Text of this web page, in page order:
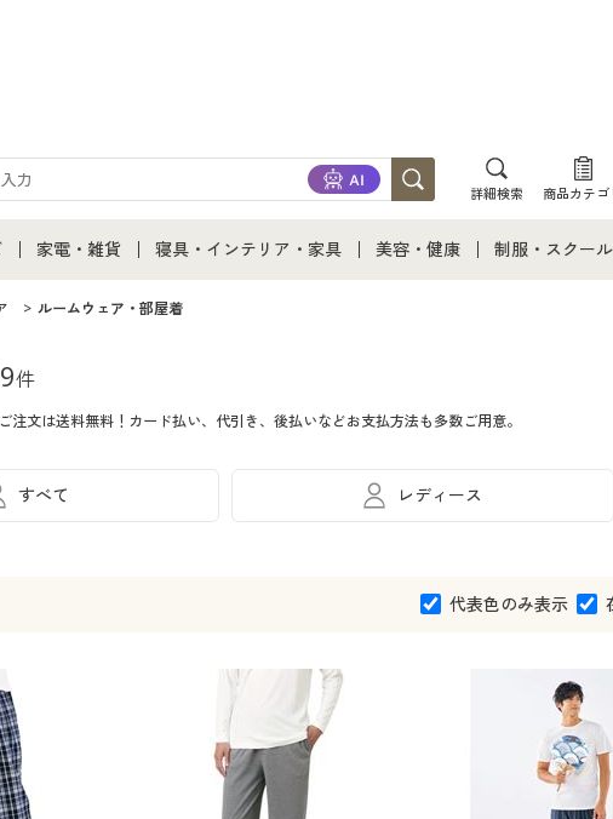
詳細検索 商品カテゴ
カタロ
通販すべて
ファッション
着
家電・雑貨
家電・雑貨すべて
キッチン・雑貨・日用品
寝具・インテリア・家具
寝具・インテリア・家具通販すべて
寝具・ベッド
カーテン・ラグ・ファブリック
美容・健康 制服・スクール
ジュニア・ティ
ルームウェア・部屋着
件
文は送料無料！カード払い、代引き、後払いなどお支払方法も多数ご用意。
すべて レディース
代表色のみ表示